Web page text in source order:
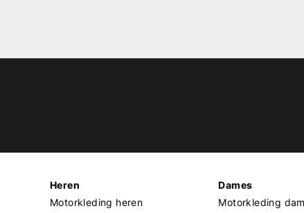
Heren
Motorkleding heren
Dames
Motorkleding